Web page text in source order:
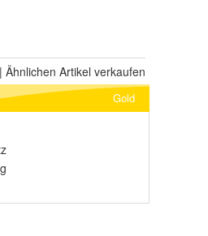
| Ähnlichen Artikel verkaufen
Gold